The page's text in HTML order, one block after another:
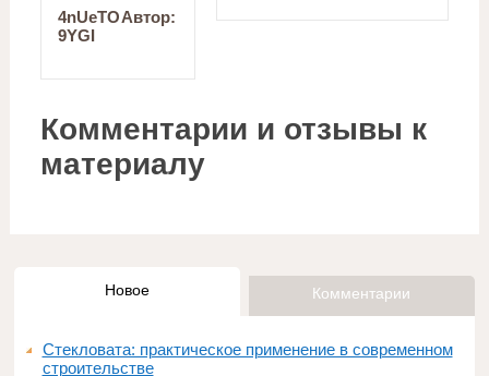
Автор:
4nUeTO
9YGI
Комментарии и отзывы к
материалу
Новое Комментарии
Стекловата: практическое применение в современном
строительстве